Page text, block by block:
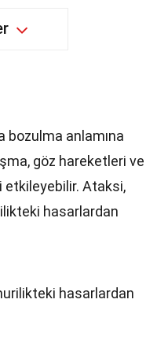
bozulma anlamına
göz hareketleri ve
Ataksi,
hasarlardan
hasarlardan